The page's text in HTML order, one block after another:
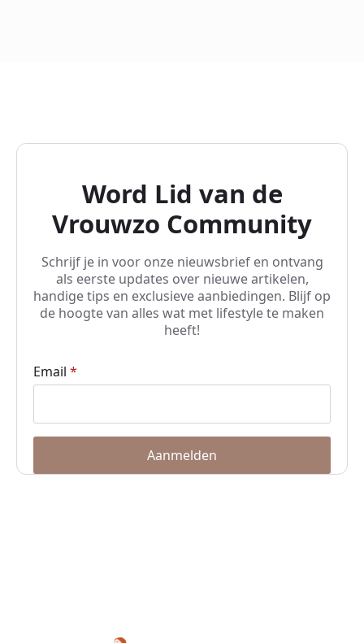
Word Lid van de
Vrouwzo Community
Schrijf je in voor onze nieuwsbrief en ontvang
als eerste updates over nieuwe artikelen,
handige tips en exclusieve aanbiedingen. Blijf op
de hoogte van alles wat met lifestyle te maken
heeft!
Email *
Aanmelden